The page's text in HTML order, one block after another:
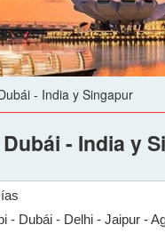
- India y Singapur
- India y
- Dubái - Delhi - Jaipur -